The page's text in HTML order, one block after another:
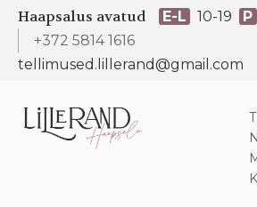
Haapsalus avatud E-L 10-19 P
+372 5814 1616
tellimused.lillerand@gmail.com